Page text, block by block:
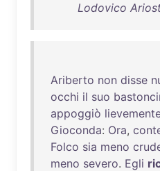
Lodovico
Ariberto non disse
occhi il suo
appoggiò
Gioconda: Ora,
Folco sia meno
meno severo. Egli